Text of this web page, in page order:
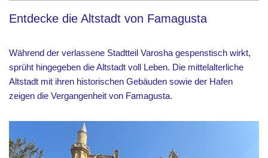
Entdecke die Altstadt von Famagusta
Während der verlassene Stadtteil Varosha gespenstisch wirkt,
sprüht hingegeben die Altstadt voll Leben. Die mittelalterliche
Altstadt mit ihren historischen Gebäuden sowie der Hafen
zeigen die Vergangenheit von Famagusta.